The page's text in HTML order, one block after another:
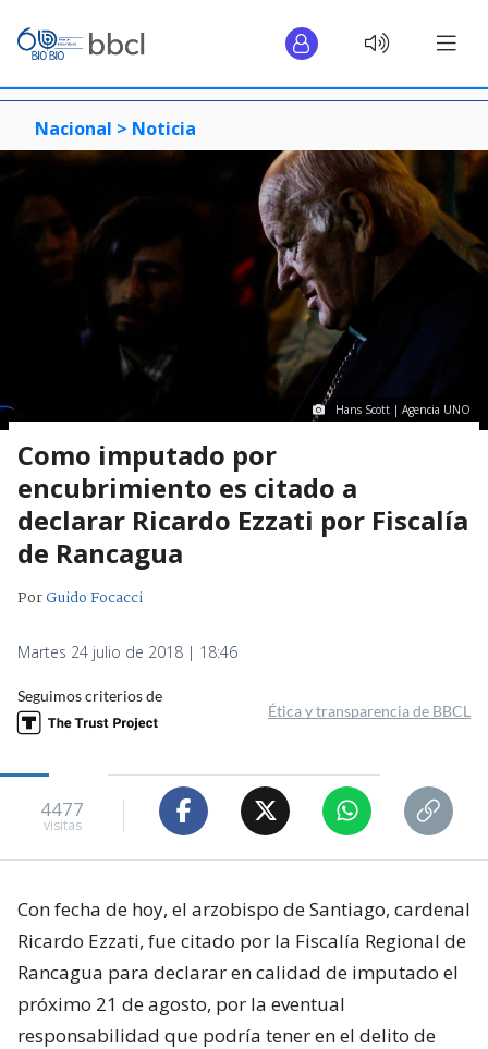
Nacional > Noticia
Hans Scott | Agencia UNO
Como imputado por
encubrimiento es citado a
declarar Ricardo Ezzati por Fiscalía
de Rancagua
PorGuido Focacci
Martes 24 julio de 2018 | 18:46
Seguimos criterios de
Ética y transparencia de BBCL
4477
visitas
Con fecha de hoy, el arzobispo de Santiago, cardenal
Ricardo Ezzati, fue citado por la Fiscalía Regional de
Rancagua para declarar en calidad de imputado el
próximo 21 de agosto, por la eventual
responsabilidad que podría tener en el delito de